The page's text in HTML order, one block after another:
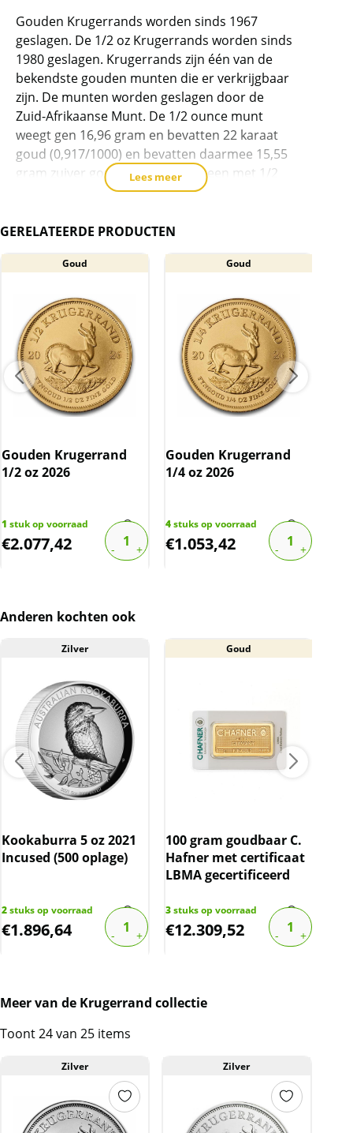
dit
product
toe
te
voegen
Gouden Krugerrands worden sinds 1967
geslagen. De 1/2 oz Krugerrands worden sinds
1980 geslagen. Krugerrands zijn één van de
bekendste gouden munten die er verkrijgbaar
zijn. De munten worden geslagen door de
Zuid-Afrikaanse Munt. De 1/2 ounce munt
weegt gen 16,96 gram en bevatten 22 karaat
goud (0,917/1000) en bevatten daarmee 15,55
gram zuiver goud. Dit komt overeen met 1/2
Op de voorkant van deze staat een portret van
Stephanus Johannes Paulus (Paul) Kruger,
President van de Zuid-Afrikaanse Republiek
een Springbok.
Levering
De munten worden, op onze kosten, geleverd
in een plastic bijpassende capsule
BTW
Gouden munten zijn vrijgesteld van btw.
Lees meer
GERELATEERDE PRODUCTEN
Goud
Gouden Krugerrand
1/2 oz 2026
1 stuk op voorraad
€2.077,42
Goud
Gouden Krugerrand
1/4 oz 2026
4stuks op voorraad
€1.053,42
Anderen kochten ook
Zilver
Kookaburra 5 oz 2021
Incused (500 oplage)
2stuks op voorraad
€1.896,64
Goud
100 gram goudbaar C.
Hafner met certificaat
LBMA gecertificeerd
3stuks op voorraad
€12.309,52
Meer van de Krugerrand collectie
Toont 24 van 25 items
Zilver Zilver